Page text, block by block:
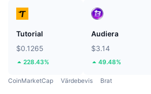
Tutorial
$0.1265
228.43%
Audiera
$3.14
49.48%
CoinMarketCap Värdebevis Brat